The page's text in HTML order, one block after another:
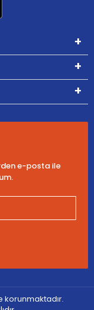
e-posta ile
korunmaktadır.